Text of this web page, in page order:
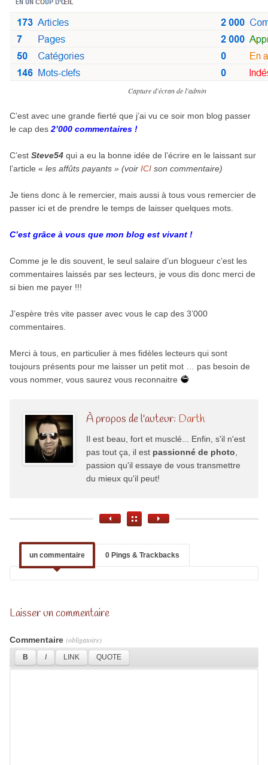
Capture d'écran de l'admin
C’est avec une grande fierté que j’ai vu ce soir mon blog passer
le cap des 2’000 commentaires !
C’est Steve54qui a eu la bonne idée de l’écrire en le laissant sur
l’article « les affûts payants » (voir ICIson commentaire)
Je tiens donc à le remercier, mais aussi à tous vous remercier de
passer ici et de prendre le temps de laisser quelques mots.
C’est grâce à vous que mon blog est vivant !
Comme je le dis souvent, le seul salaire d’un blogueur c’est les
commentaires laissés par ses lecteurs, je vous dis donc merci de
si bien me payer !!!
J’espère très vite passer avec vous le cap des 3’000
commentaires.
Merci à tous, en particulier à mes fidèles lecteurs qui sont
toujours présents pour me laisser un petit mot … pas besoin de
vous nommer, vous saurez vous reconnaitre
À propos de l'auteur: Darth
Il est beau, fort et musclé... Enfin, s'il n'est
pas tout ça, il est passionné de photo
passion qu'il essaye de vous transmettre
du mieux qu'il peut!
un commentaire 0 Pings & Trackbacks
Laisser un commentaire
Commentaire (obligatoire)